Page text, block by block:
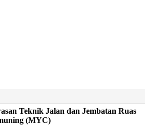
Teknik Jalan dan Jembatan Ruas
(MYC)